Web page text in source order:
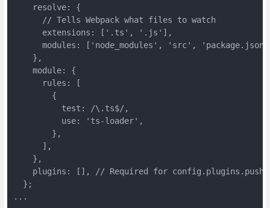
    resolve: {
      // Tells Webpack what files to watch
      extensions: ['.ts', '.js'],
modules: ['node_modules', 'src',
    },
    module: {
      rules: [
        {
          test: /\.ts$/,
          use: 'ts-loader',
        },
      ],
    },
plugins: [], // Required for
  };
...